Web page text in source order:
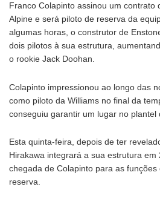
Franco Colapinto assinou um contrato
Alpine e será piloto de reserva da
algumas horas, o construtor de
dois pilotos à sua estrutura,
o rookie Jack Doohan.
Colapinto impressionou ao longo das
como piloto da Williams no final da
conseguiu garantir um lugar no plantel
Esta quinta-feira, depois de ter
Hirakawa integrará a sua estrutura em
chegada de Colapinto para as
reserva.